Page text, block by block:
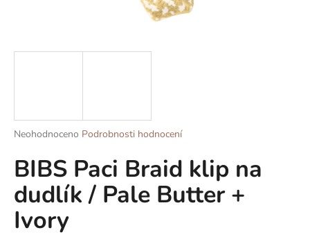
Průměrné
produktu
je
0,0
z
5
hvězdiček.
Neohodnoceno Podrobnosti hodnocení
BIBS Paci Braid klip na
dudlík / Pale Butter +
Ivory
í
HLEDAT
D